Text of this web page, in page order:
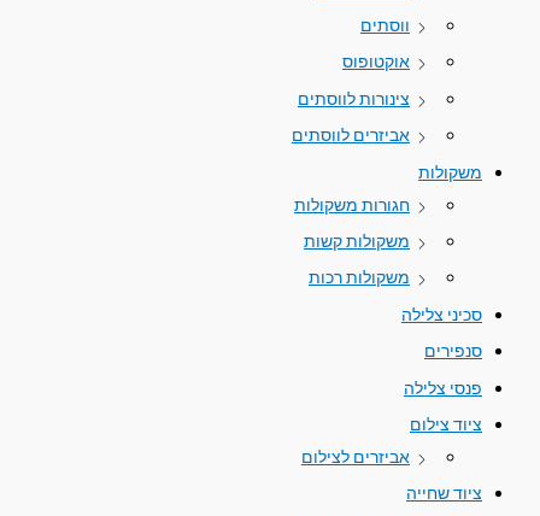
ווסתים
אוקטופוס
צינורות לווסתים
אביזרים לווסתים
משקולות
חגורות משקולות
משקולות קשות
משקולות רכות
סכיני צלילה
סנפירים
פנסי צלילה
ציוד צילום
אביזרים לצילום
ציוד שחייה